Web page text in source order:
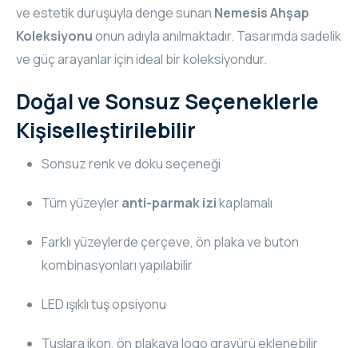
ve estetik duruşuyla denge sunan Nemesis Ahşap
Koleksiyonuonun adıyla anılmaktadır. Tasarımda sadelik
ve güç arayanlar için ideal bir koleksiyondur.
Doğal ve Sonsuz Seçeneklerle
Kişiselleştirilebilir
Sonsuz renk ve doku seçeneği
Tüm yüzeyleranti-parmak izikaplamalı
Farklı yüzeylerde çerçeve, ön plaka ve buton
kombinasyonları yapılabilir
LED ışıklı tuş opsiyonu
Tuşlara ikon, ön plakaya logo gravürü eklenebilir